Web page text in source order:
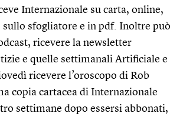
Internazionale su carta, online,
sullo sfogliatore e in pdf. Inoltre può
ricevere la newsletter
e quelle settimanali Artificiale e
ricevere l’oroscopo di Rob
copia cartacea di Internazionale
settimane dopo essersi abbonati,